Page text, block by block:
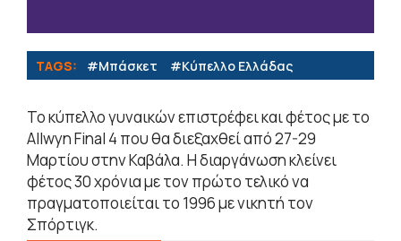
TAGS: #Μπάσκετ #Κύπελλο Ελλάδας
Το κύπελλο γυναικών επιστρέφει και φέτος με το
Allwyn Final 4 που θα διεξαχθεί από 27-29
Μαρτίου στην Καβάλα. Η διαργάνωση κλείνει
φέτος 30 χρόνια με τον πρώτο τελικό να
πραγματοποιείται το 1996 με νικητή τον
Σπόρτιγκ.